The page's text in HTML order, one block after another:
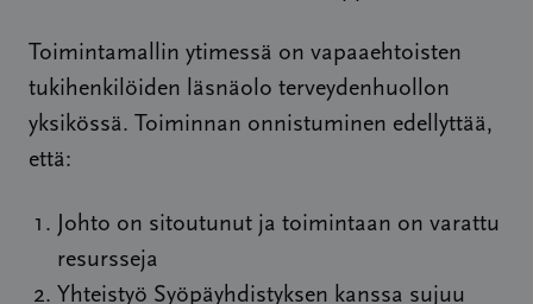
Toimintamallin ytimessä on vapaaehtoisten
tukihenkilöiden läsnäolo terveydenhuollon
yksikössä. Toiminnan onnistuminen edellyttää,
että:
Johto on sitoutunut ja toimintaan on varattu
resursseja
Yhteistyö Syöpäyhdistyksen kanssa sujuu